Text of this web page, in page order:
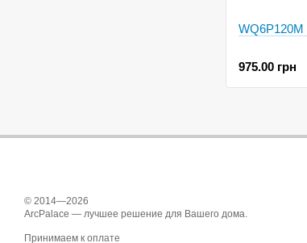
WQ6P120M
975.00 грн
© 2014—2026
ArcPalace — лучшее решение для Вашего дома.
Принимаем к оплате